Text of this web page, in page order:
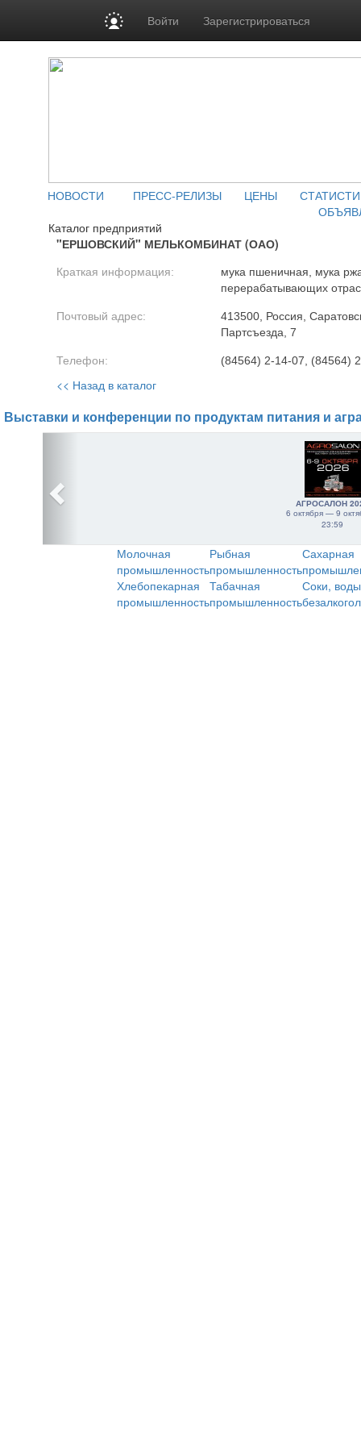
Войти Зарегистрироваться
НОВОСТИ ПРЕСС-РЕЛИЗЫ ЦЕНЫ
Каталог предприятий
"ЕРШОВСКИЙ" МЕЛЬКОМБИНАТ (ОАО)
Краткая информация:
мука пшеничная, мука
перерабатывающих
Почтовый адрес:
413500, Россия,
Партсъезда, 7
Телефон: (84564) 2-14-07, (84564)
<< Назад в каталог
Выставки и конференции по продуктам питания и
АГРОСАЛОН
6 октября — 9
23:59
Молочная
промышленность
Рыбная
промышленность
Сахарная
Хлебопекарная
промышленность
Табачная
промышленность
Соки,